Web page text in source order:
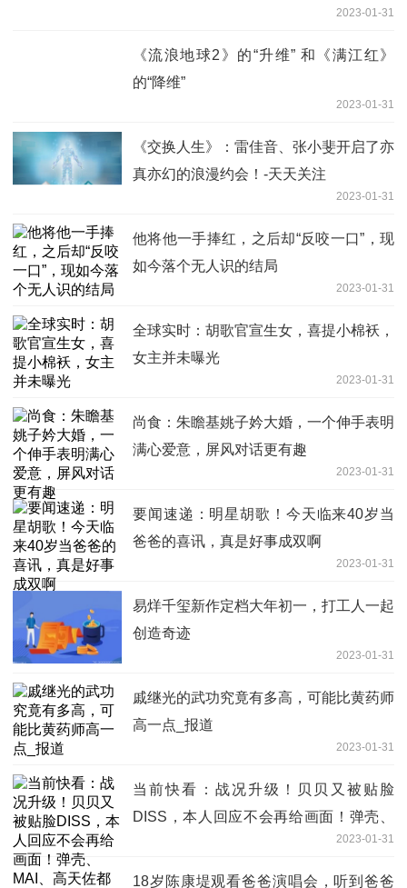
2023-01-31
《流浪地球2》的“升维” 和《满江红》
的“降维”
2023-01-31
《交换人生》：雷佳音、张小斐开启了亦
真亦幻的浪漫约会！-天天关注
2023-01-31
他将他一手捧红，之后却“反咬一口”，现
如今落个无人识的结局
2023-01-31
全球实时：胡歌官宣生女，喜提小棉袄，
女主并未曝光
2023-01-31
尚食：朱瞻基姚子妗大婚，一个伸手表明
满心爱意，屏风对话更有趣
2023-01-31
要闻速递：明星胡歌！今天临来40岁当
爸爸的喜讯，真是好事成双啊
2023-01-31
易烊千玺新作定档大年初一，打工人一起
创造奇迹
2023-01-31
戚继光的武功究竟有多高，可能比黄药师
高一点_报道
2023-01-31
当前快看：战况升级！贝贝又被贴脸
DISS，本人回应不会再给画面！弹壳、
2023-01-31
18岁陈康堤观看爸爸演唱会，听到爸爸